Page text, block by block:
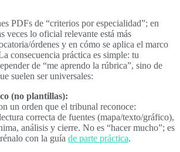
PDFs de “criterios por especialidad”; en
veces lo oficial relevante está más
órdenes y en cómo se aplica el marco
consecuencia práctica es simple: tu
de “me aprendo la rúbrica”, sino de
suelen ser universales:
(no plantillas):
un orden que el tribunal reconoce:
correcta de fuentes (mapa/texto/gráfico),
análisis y cierre. No es “hacer mucho”; es
con la guía de parte práctica.